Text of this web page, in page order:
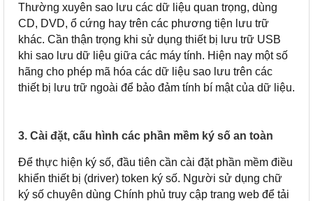
Thường xuyên sao lưu các dữ liệu quan trọng, dùng
CD, DVD, ổ cứng hay trên các phương tiện lưu trữ
khác. Cần thận trọng khi sử dụng thiết bị lưu trữ USB
khi sao lưu dữ liệu giữa các máy tính. Hiện nay một số
hãng cho phép mã hóa các dữ liệu sao lưu trên các
thiết bị lưu trữ ngoài để bảo đảm tính bí mật của dữ liệu.
3. Cài đặt, cấu hình các phần mềm ký số an toàn
Để thực hiện ký số, đầu tiên cần cài đặt phần mềm điều
khiển thiết bị (driver) token ký số. Người sử dụng chữ
ký số chuyên dùng Chính phủ truy cập trang web để tải